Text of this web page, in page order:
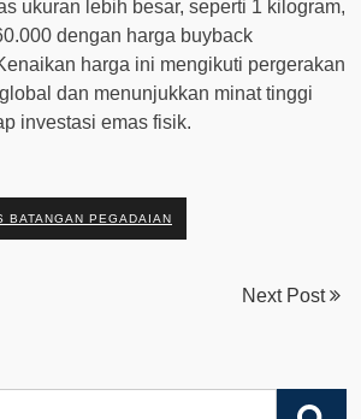
ukuran lebih besar, seperti 1 kilogram,
dengan harga buyback
harga ini mengikuti pergerakan
dan menunjukkan minat tinggi
investasi emas fisik.
BATANGAN PEGADAIAN
Next Post